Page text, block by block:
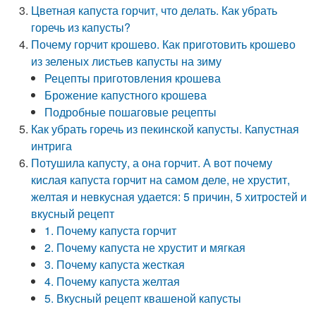
Цветная капуста горчит, что делать. Как убрать
горечь из капусты?
Почему горчит крошево. Как приготовить крошево
из зеленых листьев капусты на зиму
Рецепты приготовления крошева
Брожение капустного крошева
Подробные пошаговые рецепты
Как убрать горечь из пекинской капусты. Капустная
интрига
Потушила капусту, а она горчит. А вот почему
кислая капуста горчит на самом деле, не хрустит,
желтая и невкусная удается: 5 причин, 5 хитростей и
вкусный рецепт
1. Почему капуста горчит
2. Почему капуста не хрустит и мягкая
3. Почему капуста жесткая
4. Почему капуста желтая
5. Вкусный рецепт квашеной капусты